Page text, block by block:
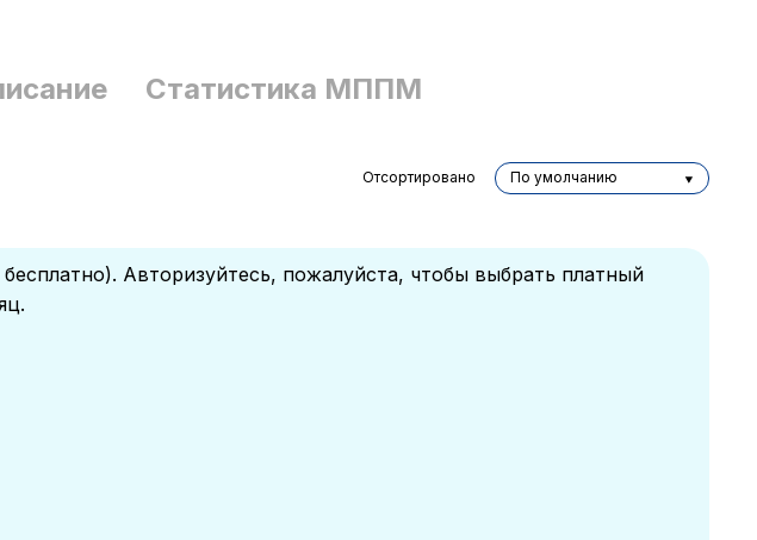
Статистика МППМ
Отсортировано По умолчанию
Авторизуйтесь, пожалуйста, чтобы выбрать платный